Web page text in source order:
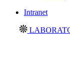
Intranet